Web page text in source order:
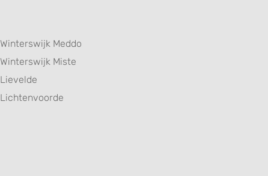
Winterswijk Meddo
Winterswijk Miste
Lievelde
Lichtenvoorde